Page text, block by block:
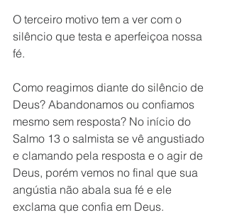
O terceiro motivo tem a ver com o
silêncio que testa e aperfeiçoa nossa
fé.
Como reagimos diante do silêncio de
Deus? Abandonamos ou confiamos
mesmo sem resposta? No início do
Salmo 13 o salmista se vê angustiado
e clamando pela resposta e o agir de
Deus, porém vemos no final que sua
angústia não abala sua fé e ele
exclama que confia em Deus.